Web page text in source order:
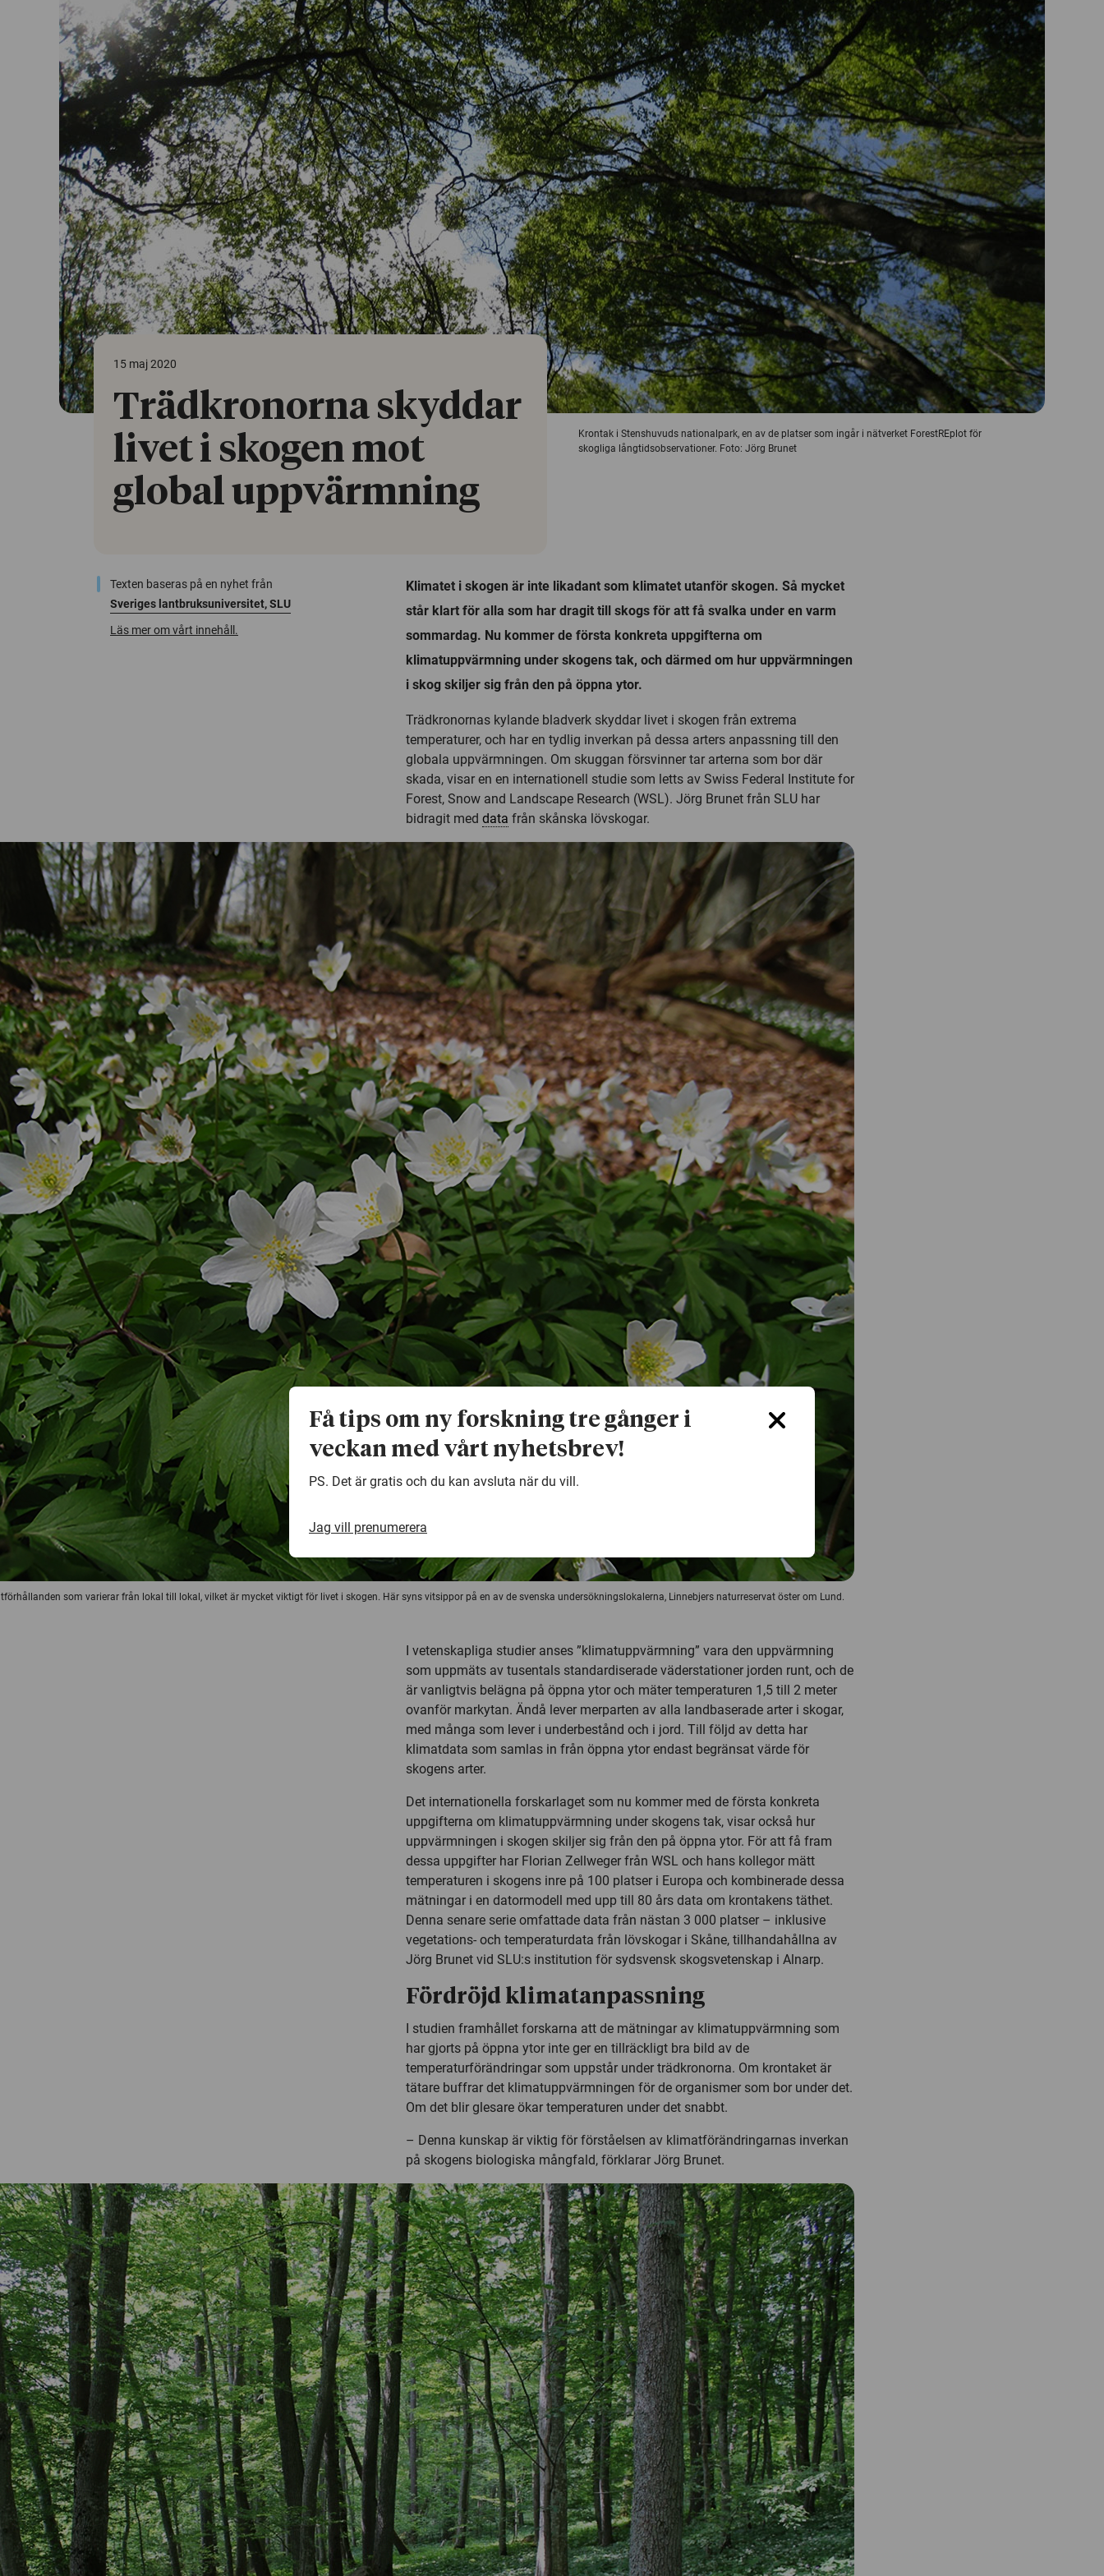
Krontak i Stenshuvuds nationalpark, en av de platser som ingår i nätverket ForestREplot för
skogliga långtidsobservationer. Foto: Jörg Brunet
15 maj 2020
Trädkronorna skyddar
livet i skogen mot
global uppvärmning
Texten baseras på en nyhet från
Sveriges lantbruksuniversitet, SLU
Läs mer om vårt innehåll.
Klimatet i skogen är inte likadant som klimatet utanför skogen. Så mycket
står klart för alla som har dragit till skogs för att få svalka under en varm
sommardag. Nu kommer de första konkreta uppgifterna om
klimatuppvärmning under skogens tak, och därmed om hur uppvärmningen
i skog skiljer sig från den på öppna ytor.
Trädkronornas kylande bladverk skyddar livet i skogen från extrema
temperaturer, och har en tydlig inverkan på dessa arters anpassning till den
globala uppvärmningen. Om skuggan försvinner tar arterna som bor där
skada, visar en en internationell studie som letts av Swiss Federal Institute for
Forest, Snow and Landscape Research (WSL). Jörg Brunet från SLU har
bidragit med data från skånska lövskogar.
som varierar från lokal till lokal, vilket är mycket viktigt för livet i skogen. Här syns vitsippor på en av de svenska undersökningslokalerna, Linnebjers naturreservat öster om Lund.
I vetenskapliga studier anses ”klimatuppvärmning” vara den uppvärmning
som uppmäts av tusentals standardiserade väderstationer jorden runt, och de
är vanligtvis belägna på öppna ytor och mäter temperaturen 1,5 till 2 meter
ovanför markytan. Ändå lever merparten av alla landbaserade arter i skogar,
med många som lever i underbestånd och i jord. Till följd av detta har
klimatdata som samlas in från öppna ytor endast begränsat värde för
skogens arter.
Det internationella forskarlaget som nu kommer med de första konkreta
uppgifterna om klimatuppvärmning under skogens tak, visar också hur
uppvärmningen i skogen skiljer sig från den på öppna ytor. För att få fram
dessa uppgifter har Florian Zellweger från WSL och hans kollegor mätt
temperaturen i skogens inre på 100 platser i Europa och kombinerade dessa
mätningar i en datormodell med upp till 80 års data om krontakens täthet.
Denna senare serie omfattade data från nästan 3 000 platser – inklusive
vegetations- och temperaturdata från lövskogar i Skåne, tillhandahållna av
Jörg Brunet vid SLU:s institution för sydsvensk skogsvetenskap i Alnarp.
Fördröjd klimatanpassning
I studien framhållet forskarna att de mätningar av klimatuppvärmning som
har gjorts på öppna ytor inte ger en tillräckligt bra bild av de
temperaturförändringar som uppstår under trädkronorna. Om krontaket är
tätare buffrar det klimatuppvärmningen för de organismer som bor under det.
Om det blir glesare ökar temperaturen under det snabbt.
– Denna kunskap är viktig för förståelsen av klimatförändringarnas inverkan
på skogens biologiska mångfald, förklarar Jörg Brunet.
Få tips om ny forskning tre gånger i
veckan med vårt nyhetsbrev!
PS. Det är gratis och du kan avsluta när du vill.
Jag vill prenumerera